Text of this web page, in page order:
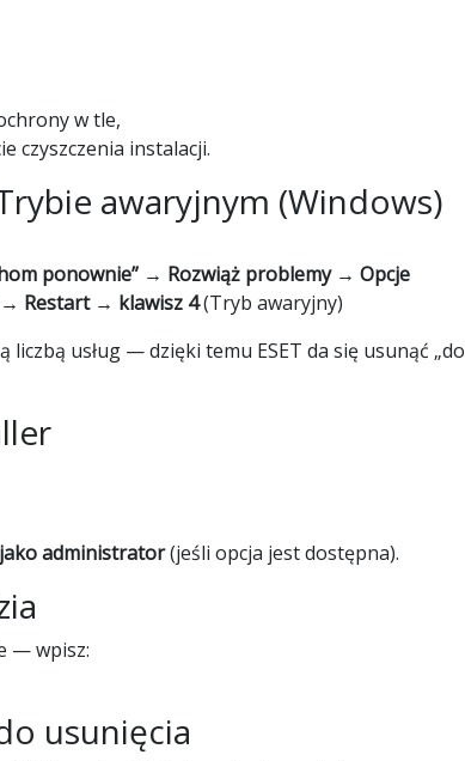
w tle,
czyszczenia instalacji.
awaryjnym (Windows)
ponownie” → Rozwiąż problemy → Opcje
Restart → klawisz 4(Tryb awaryjny)
usług — dzięki temu ESET da się usunąć „do
administrator(jeśli opcja jest dostępna).
— wpisz:
usunięcia